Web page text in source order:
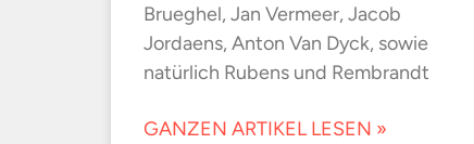
Brueghel, Jan Vermeer, Jacob
Jordaens, Anton Van Dyck, sowie
natürlich Rubens und Rembrandt
GANZEN ARTIKEL LESEN »